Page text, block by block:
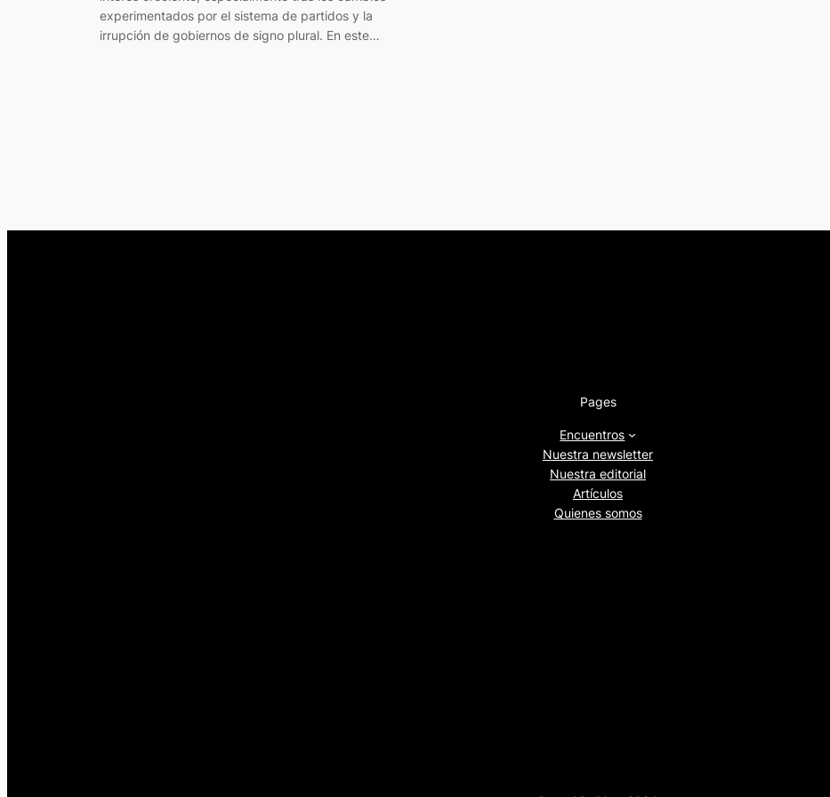
experimentados por el sistema de partidos y la
irrupción de gobiernos de signo plural. En este…
Pages
Encuentros
Nuestra newsletter
Nuestra editorial
Artículos
Quienes somos